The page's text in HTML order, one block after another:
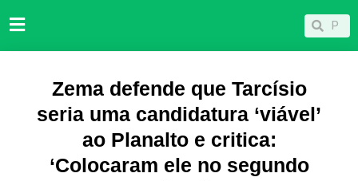
para
Pesquisar
Zema defende que Tarcísio
seria uma candidatura ‘viável’
ao Planalto e critica:
‘Colocaram ele no segundo